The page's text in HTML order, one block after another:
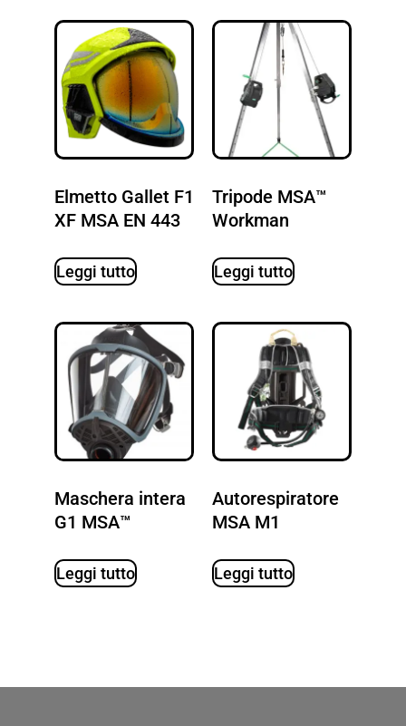
Elmetto Gallet F1
XF MSA EN 443
Leggi tutto
Tripode MSA™
Workman
Leggi tutto
Maschera intera
G1 MSA™
Leggi tutto
Autorespiratore
MSA M1
Leggi tutto